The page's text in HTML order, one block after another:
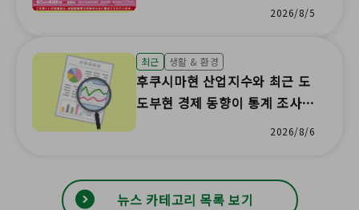
2026/8/5
최근 생활 & 환경
후쿠시마현 산업지수와 최근 도
도부현 경제 동향이 통계 조사
결과로 업데이트되었습니다!2026/8/6
뉴스 카테고리 목록 보기